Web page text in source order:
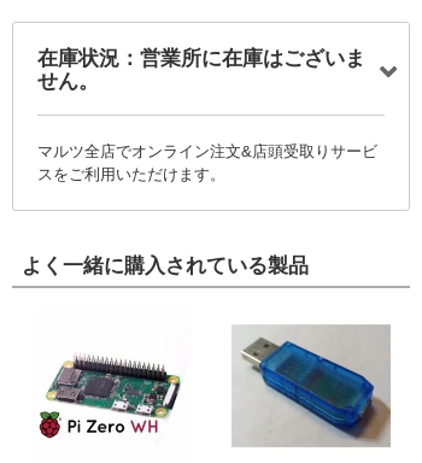
在庫状況：営業所に在庫はございま
せん。
マルツ全店でオンライン注文&店頭受取りサービ
スをご利用いただけます。
よく一緒に購入されている製品